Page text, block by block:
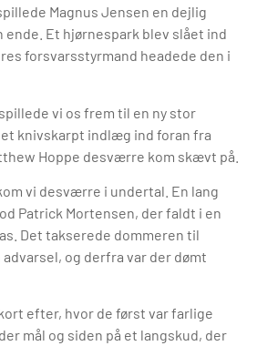
Magnus Jensen en dejlig
ende. Et hjørnespark blev slået ind
forsvarsstyrmand headede den i
vi os frem til en ny stor
knivskarpt indlæg ind foran fra
Hoppe desværre kom skævt på.
vi desværre i undertal. En lang
Patrick Mortensen, der faldt i en
Det takserede dommeren til
og derfra var der dømt
efter, hvor de først var farlige
mål og siden på et langskud, der